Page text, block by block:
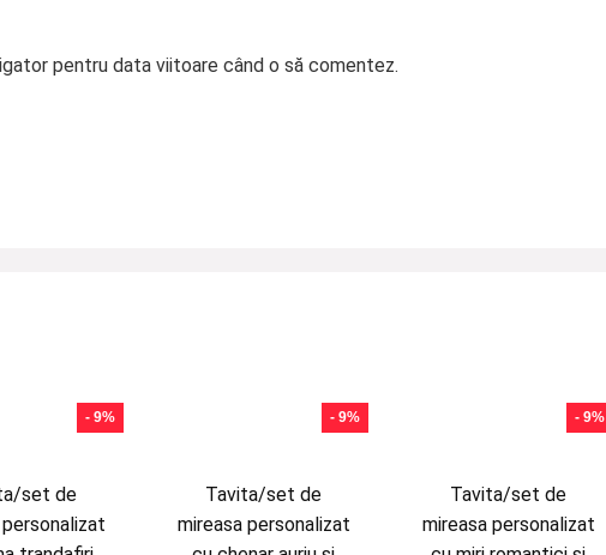
pentru data viitoare când o să comentez.
- 9%
set de
- 9%
Tavita/set de
mireasa personalizat
- 9%
Tavita/set de
mireasa personalizat